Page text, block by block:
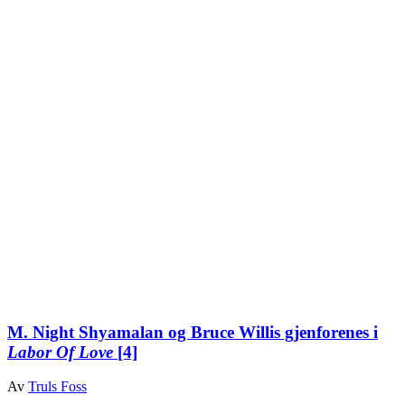
M. Night Shyamalan og Bruce Willis gjenforenes i
Labor Of Love [4]
Av Truls Foss